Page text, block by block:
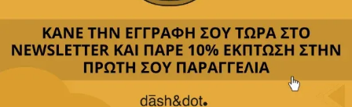
Περιγραφή
Κριτικές(0)
Αποστολή & Επιστροφές